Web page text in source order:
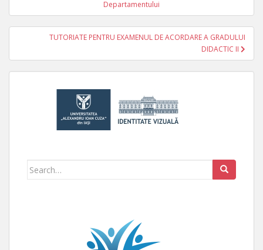
Departamentului
TUTORIATE PENTRU EXAMENUL DE ACORDARE A GRADULUI
DIDACTIC II
Search for: